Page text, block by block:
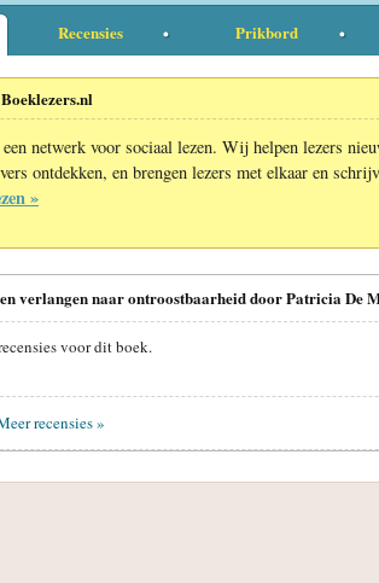
Recensies Prikbord
netwerk voor sociaal lezen. Wij helpen lezers
ontdekken, en brengen lezers met elkaar en
»
verlangen naar ontroostbaarheid door Patricia De
voor dit boek.
recensies »